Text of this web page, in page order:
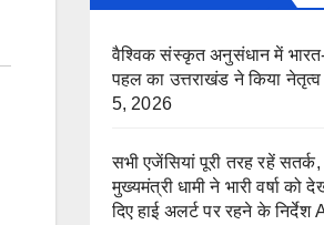
वैश्विक संस्कृत अनुसंधान में
पहल का उत्तराखंड ने किया नेतृत्व
5, 2026
सभी एजेंसियां पूरी तरह रहें सतर्क,
मुख्यमंत्री धामी ने भारी वर्षा को
दिए हाई अलर्ट पर रहने के निर्देश